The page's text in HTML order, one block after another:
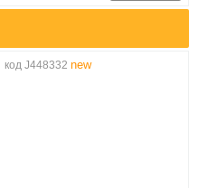
код J448332 new